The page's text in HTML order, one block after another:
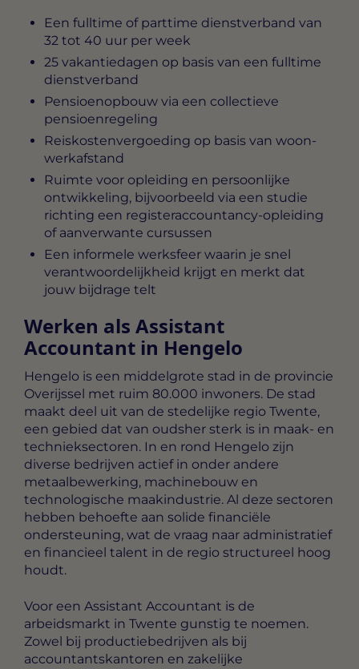
Een fulltime of parttime dienstverband van
32 tot 40 uur per week
25 vakantiedagen op basis van een fulltime
dienstverband
Pensioenopbouw via een collectieve
pensioenregeling
Reiskostenvergoeding op basis van woon-
werkafstand
Ruimte voor opleiding en persoonlijke
ontwikkeling, bijvoorbeeld via een studie
richting een registeraccountancy-opleiding
of aanverwante cursussen
Een informele werksfeer waarin je snel
verantwoordelijkheid krijgt en merkt dat
jouw bijdrage telt
Werken als Assistant
Accountant in Hengelo
Hengelo is een middelgrote stad in de provincie
Overijssel met ruim 80.000 inwoners. De stad
maakt deel uit van de stedelijke regio Twente,
een gebied dat van oudsher sterk is in maak- en
technieksectoren. In en rond Hengelo zijn
diverse bedrijven actief in onder andere
metaalbewerking, machinebouw en
technologische maakindustrie. Al deze sectoren
hebben behoefte aan solide financiële
ondersteuning, wat de vraag naar administratief
en financieel talent in de regio structureel hoog
houdt.
Voor een Assistant Accountant is de
arbeidsmarkt in Twente gunstig te noemen.
Zowel bij productiebedrijven als bij
accountantskantoren en zakelijke